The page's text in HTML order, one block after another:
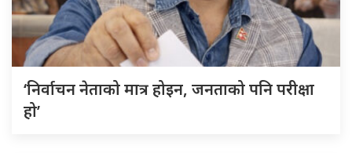
‘निर्वाचन नेताको मात्र होइन, जनताको पनि परीक्षा
हो’